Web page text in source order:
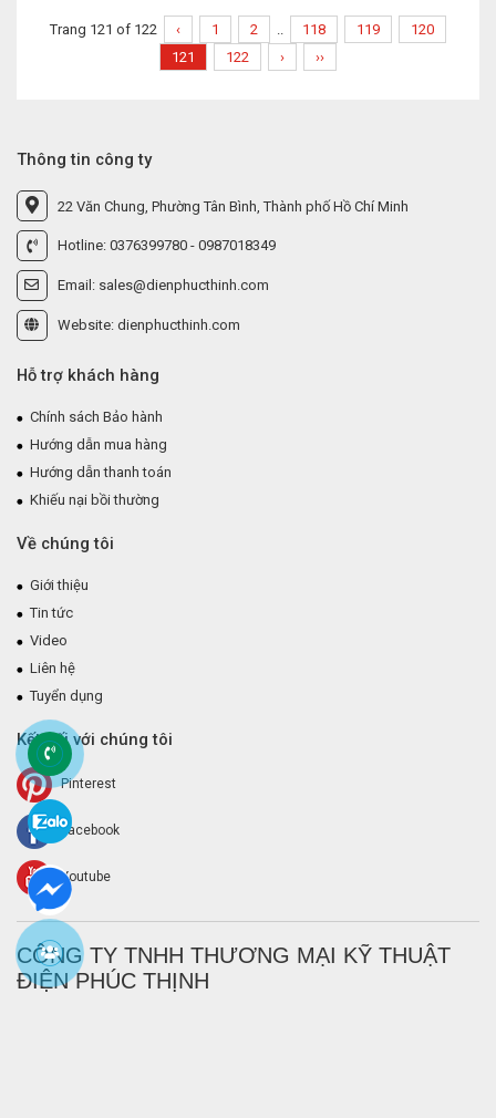
Trang 121 of 122 ‹ 1 2 .. 118 119
120
121
122 › ››
Thông tin công ty
22 Văn Chung, Phường Tân Bình, Thành phố Hồ Chí Minh
Hotline: 0376399780 - 0987018349
Email: sales@dienphucthinh.com
Website: dienphucthinh.com
Hỗ trợ khách hàng
Chính sách Bảo hành
Hướng dẫn mua hàng
Hướng dẫn thanh toán
Khiếu nại bồi thường
Về chúng tôi
Giới thiệu
Tin tức
Video
Liên hệ
Tuyển dụng
Kết nối với chúng tôi
Pinterest
Facebook
Youtube
CÔNG TY TNHH THƯƠNG MẠI KỸ THUẬT
ĐIỆN PHÚC THỊNH